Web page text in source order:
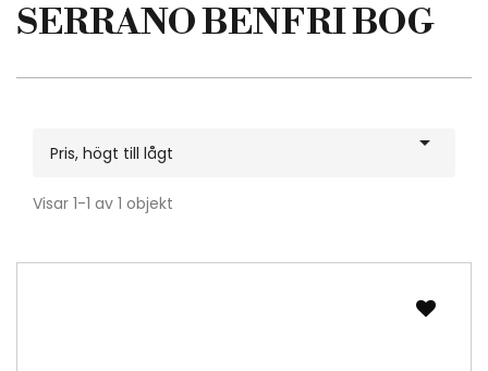
SERRANO BENFRI BOG
Pris, högt till lågt 
Visar 1-1 av 1 objekt